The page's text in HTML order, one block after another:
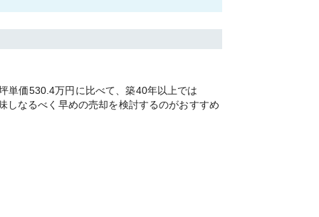
単価530.4万円に比べて、築40年以上では
なるべく早めの売却を検討するのがおすすめ